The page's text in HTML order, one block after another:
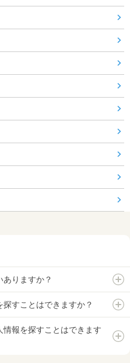
りますか？
すことはできますか？
報を探すことはできます